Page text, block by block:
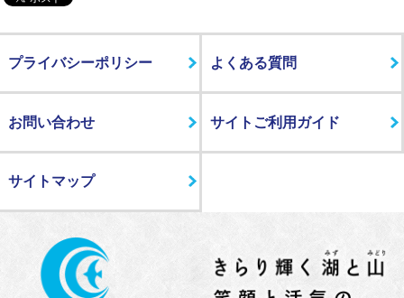
プライバシーポリシー よくある質問
お問い合わせ サイトご利用ガイド
サイトマップ